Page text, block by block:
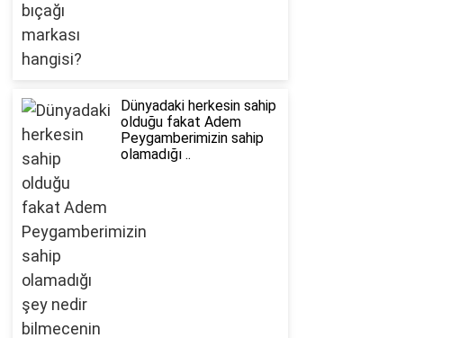
Dünyadaki herkesin sahip
olduğu fakat Adem
Peygamberimizin sahip
olamadığı ..